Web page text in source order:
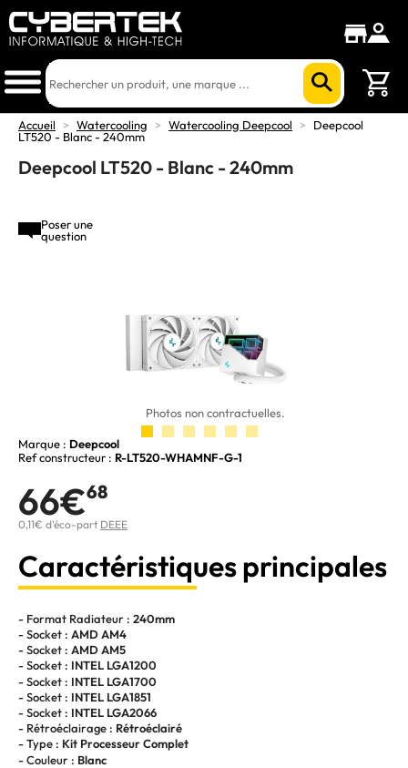
Accueil > Watercooling > Watercooling Deepcool >
Deepcool
LT520 - Blanc - 240mm
Deepcool LT520 - Blanc - 240mm
Poser une
question
Photos non contractuelles.
Marque : Deepcool
Ref constructeur : R-LT520-WHAMNF-G-1
66€68
0,11€ d'éco-part DEEE
Caractéristiques principales
- Format Radiateur : 240mm
- Socket : AMD AM4
- Socket : AMD AM5
- Socket : INTEL LGA1200
- Socket : INTEL LGA1700
- Socket : INTEL LGA1851
- Socket : INTEL LGA2066
- Rétroéclairage : Rétroéclairé
- Type : Kit Processeur Complet
- Couleur : Blanc